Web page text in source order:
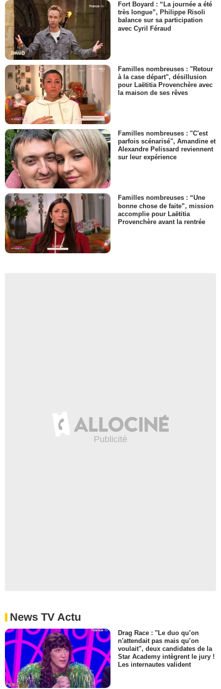
Fort Boyard : “La journée a été
très longue”, Philippe Risoli
balance sur sa participation
avec Cyril Féraud
Familles nombreuses : "Retour
à la case départ", désillusion
pour Laëtitia Provenchère avec
la maison de ses rêves
Familles nombreuses : "C'est
parfois scénarisé", Amandine et
Alexandre Pelissard reviennent
sur leur expérience
Familles nombreuses : “Une
bonne chose de faite”, mission
accomplie pour Laëtitia
Provenchère avant la rentrée
News TV Actu
Drag Race : "Le duo qu’on
n'attendait pas mais qu’on
voulait", deux candidates de la
Star Academy intègrent le jury !
Les internautes valident